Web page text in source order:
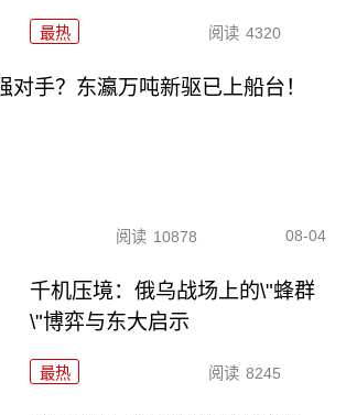
最热 阅读 4320
对手？东瀛万吨新驱已上船台！
阅读 10878 08-04
千机压境：俄乌战场上的\"蜂群
\"博弈与东大启示
最热 阅读 8245